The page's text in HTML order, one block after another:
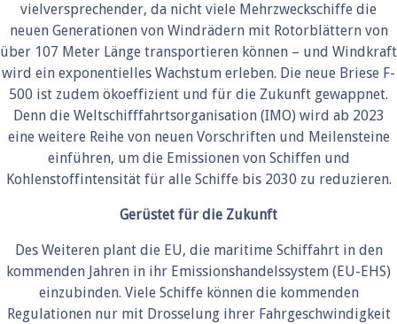
vielversprechender, da nicht viele Mehrzweckschiffe die
neuen Generationen von Windrädern mit Rotorblättern von
über 107 Meter Länge transportieren können – und Windkraft
wird ein exponentielles Wachstum erleben. Die neue Briese F-
500 ist zudem ökoeffizient und für die Zukunft gewappnet.
Denn die Weltschifffahrtsorganisation (IMO) wird ab 2023
eine weitere Reihe von neuen Vorschriften und Meilensteine
einführen, um die Emissionen von Schiffen und
Kohlenstoffintensität für alle Schiffe bis 2030 zu reduzieren.
Gerüstet für die Zukunft
Des Weiteren plant die EU, die maritime Schiffahrt in den
kommenden Jahren in ihr Emissionshandelssystem (EU-EHS)
einzubinden. Viele Schiffe können die kommenden
Regulationen nur mit Drosselung ihrer Fahrgeschwindigkeit